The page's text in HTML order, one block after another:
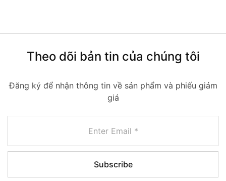
Theo dõi bản tin của chúng tôi
Đăng ký để nhận thông tin về sản phẩm và phiếu giảm
giá